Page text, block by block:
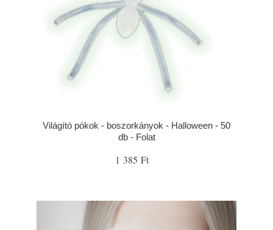
Világító pókok - boszorkányok - Halloween - 50
db - Folat
1 385 Ft